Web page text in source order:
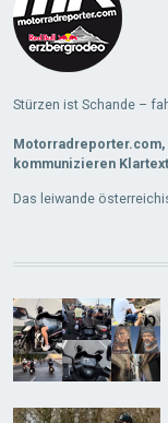
Stürzen ist Schande –
Motorradreporter.com,
kommunizieren
Das leiwande